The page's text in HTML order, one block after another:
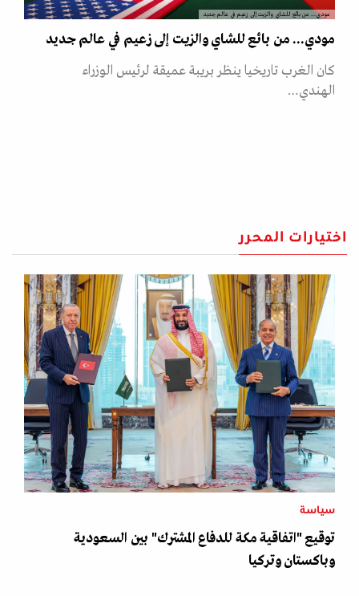
مودي... من بائع للشاي والزيت إلى زعيم في عالم جديد
مودي... من بائع للشاي والزيت إلى زعيم في عالم جديد
كان الغرب تاريخيا ينظر بريبة عميقة لرئيس الوزراء
الهندي…
اختيارات المحرر
سياسة
توقيع "اتفاقية مكة للدفاع المشترك" بين السعودية
وباكستان وتركيا